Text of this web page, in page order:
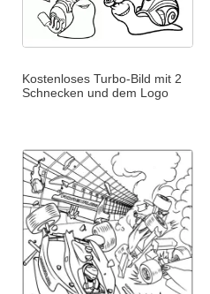
Kostenloses Turbo-Bild mit 2
Schnecken und dem Logo